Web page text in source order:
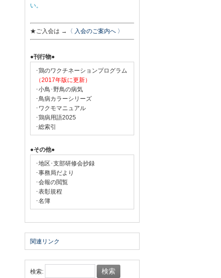
い。
★ご入会は → 〈 入会のご案内へ 〉
●刊行物●
･鶏のワクチネーションプログラム
（2017年版に更新）
･小鳥･野鳥の病気
･鳥病カラーシリーズ
･ワクモマニュアル
･鶏病用語2025
･総索引
●その他●
･地区･支部研修会抄録
･事務局だより
･会報の閲覧
･表彰規程
･名簿
関連リンク
検索: